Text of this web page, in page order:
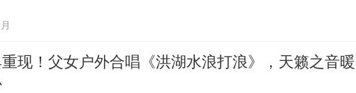
现！父女户外合唱《洪湖水浪打浪》，天籁之音暖